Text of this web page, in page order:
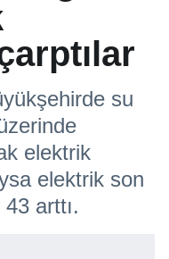
su
elektrik
elektrik son
arttı.